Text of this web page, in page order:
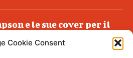
Cookie Consent
e le sue cover per il